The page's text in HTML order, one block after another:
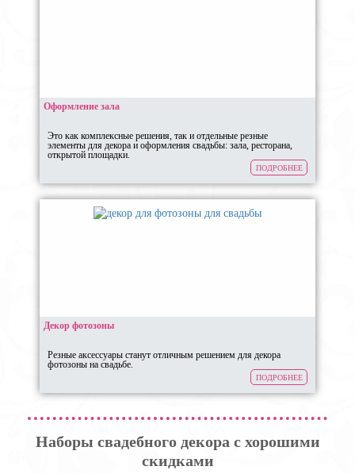
Оформление зала
Это как комплексные решения, так и отдельные резные
элементы для декора и оформления свадьбы: зала, ресторана,
открытой площадки.
ПОДРОБНЕЕ
Декор фотозоны
Резные аксессуары станут отличным решением для декора
фотозоны на свадьбе.
ПОДРОБНЕЕ
Наборы свадебного декора с хорошими
скидками